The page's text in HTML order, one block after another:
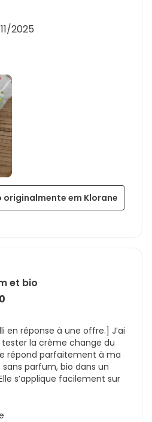
2025
originalmente em Klorane
et bio
en réponse à une offre.] J’ai
tester la crème change du
répond parfaitement à ma
parfum, bio dans un
s’applique facilement sur